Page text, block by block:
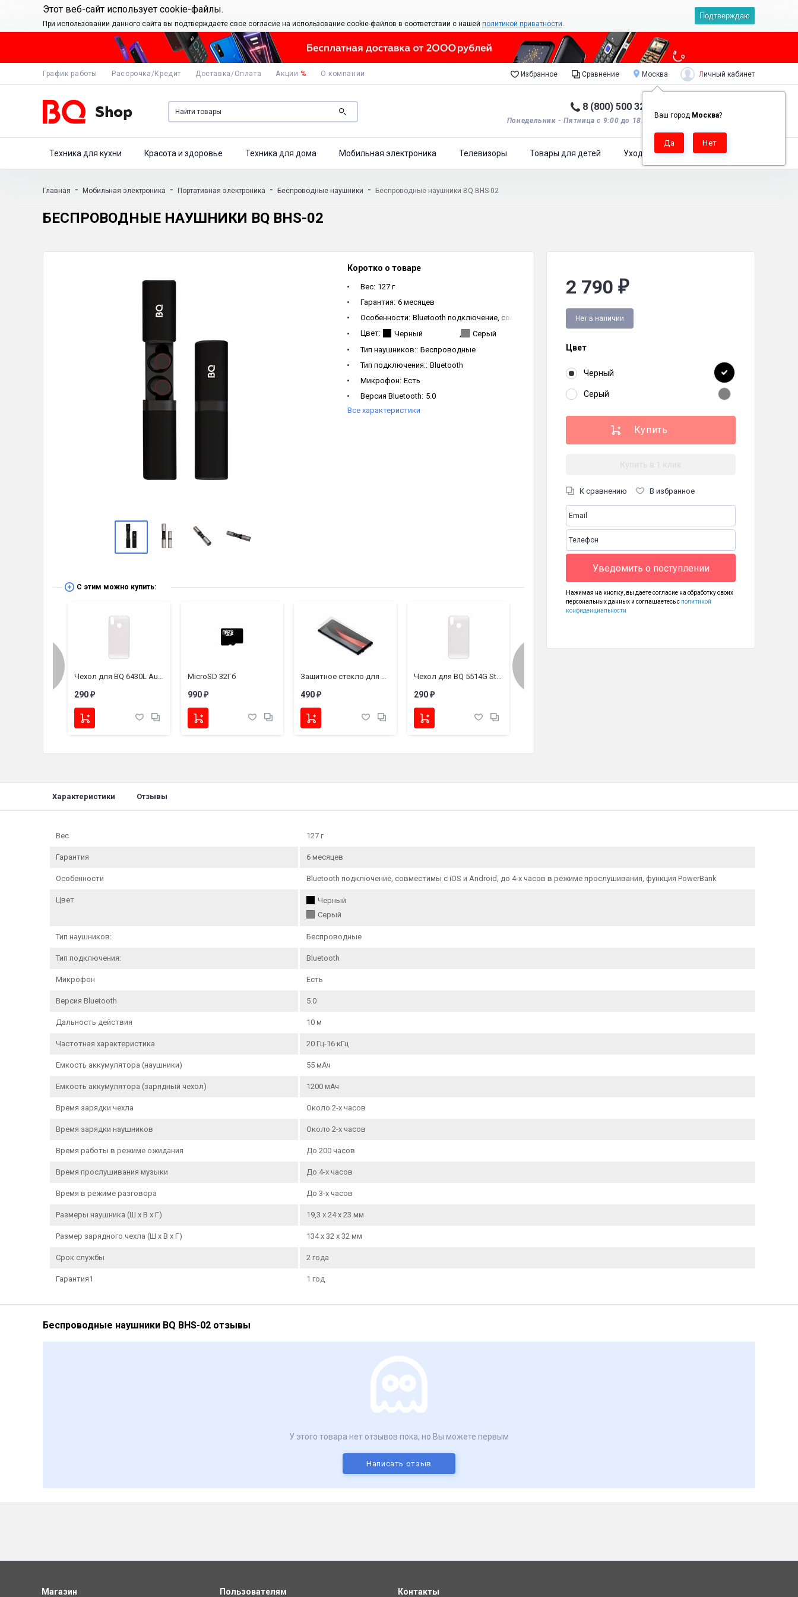
Этот веб-сайт использует cookie-файлы.
При использовании данного сайта вы подтверждаете свое согласие на использование cookie-файлов в соответствии с нашей политикой приватности.
Подтверждаю
График работы Рассрочка/Кредит Доставка/Оплата Акции % О компании Избранное Сравнение Москва
Ваш город Москва?
Личный кабинет
8 (800) 500 32 90
Понедельник - Пятница с 9:00 до 18:00*.
0 Корзина пуста
Техника для кухни Красота и здоровье Техника для дома Мобильная электроника Телевизоры Товары для детей Уход за одеждой
Главная - Мобильная электроника - Портативная электроника - Беспроводные наушники - Беспроводные наушники BQ BHS-02
БЕСПРОВОДНЫЕ НАУШНИКИ BQ BHS-02
2 790 ₽
Нет в наличии
Цвет
Черный
Серый
К сравнению В избранное
Уведомить о поступлении
Нажимая на кнопку, вы даете согласие на обработку своих
персональных данных и соглашаетесь с политикой
конфиденциальности
Коротко о товаре
Вес: 127 г
Гарантия: 6 месяцев
Особенности: Bluetooth подключение, совместимы с iOS и Android, до 4-х часов в режиме прослушивания, функция
Цвет:
Черный
Серый
Тип наушников:: Беспроводные
Тип подключения:: Bluetooth
Микрофон: Есть
Версия Bluetooth: 5.0
Дальность действия :
Все характеристики
С этим можно купить:
290 ₽
MicroSD 32Гб
990 ₽ 490 ₽
Чехол для BQ 5514G Strike Power/BQ 5514L Strike Power 4G (силикон прозрачный)
290 ₽
Характеристики Отзывы
Вес 127 г
Гарантия 6 месяцев
Особенности Bluetooth подключение, совместимы с iOS и Android, до 4-х часов в режиме прослушивания, функция PowerBank
Цвет
Черный
Серый
Тип наушников: Беспроводные
Тип подключения: Bluetooth
Микрофон Есть
Версия Bluetooth 5.0
Дальность действия 10 м
Частотная характеристика 20 Гц-16 кГц
Емкость аккумулятора (наушники) 55 мАч
Емкость аккумулятора (зарядный чехол) 1200 мАч
Время зарядки чехла Около 2-х часов
Время зарядки наушников Около 2-х часов
Время работы в режиме ожидания До 200 часов
Время прослушивания музыки До 4-х часов
Время в режиме разговора До 3-х часов
Размеры наушника (Ш х В х Г) 19,3 х 24 х 23 мм
Размер зарядного чехла (Ш х В х Г) 134 х 32 х 32 мм
Срок службы 2 года
Гарантия1 1 год
Беспроводные наушники BQ BHS-02 отзывы
У этого товара нет отзывов пока, но Вы можете первым
Написать отзыв
Магазин Пользователям Контакты